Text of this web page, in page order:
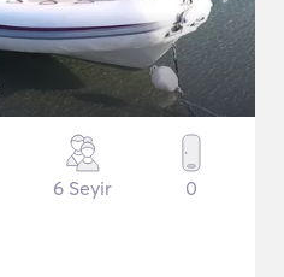
6 Seyir 0